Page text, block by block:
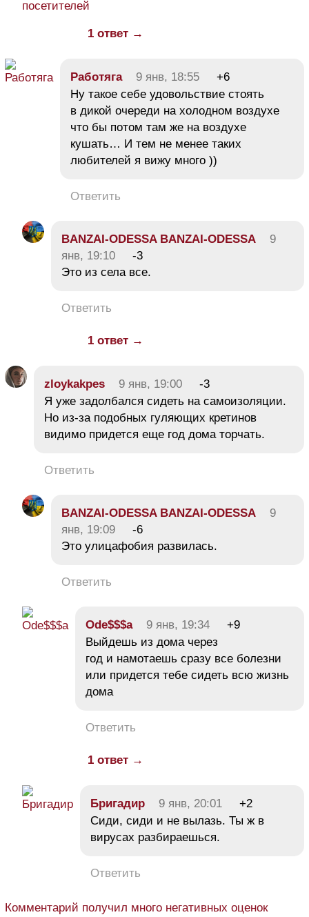
посетителей
1 ответ →
Работяга 9 янв, 18:55
+6
Ну такое себе удовольствие стоять
в дикой очереди на холодном воздухе
что бы потом там же на воздухе
кушать… И тем не менее таких
любителей я вижу много ))
Ответить
BANZAI-ODESSA BANZAI-ODESSA
9
янв, 19:10
-3
Это из села все.
Ответить
1 ответ →
zloykakpes 9 янв, 19:00
-3
Я уже задолбался сидеть на самоизоляции.
Но из-за подобных гуляющих кретинов
видимо придется еще год дома торчать.
Ответить
BANZAI-ODESSA BANZAI-ODESSA
9
янв, 19:09
-6
Это улицафобия развилась.
Ответить
Ode$$$a 9 янв, 19:34
+9
Выйдешь из дома через
год и намотаешь сразу все болезни
или придется тебе сидеть всю жизнь
дома
Ответить
1 ответ →
Бригадир 9 янв, 20:01
+2
Сиди, сиди и не вылазь. Ты ж в
вирусах разбираешься.
Ответить
Комментарий получил много негативных оценок